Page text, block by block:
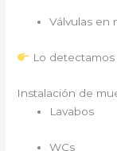
Válvulas en
Lo detectamos
Instalación de
Lavabos
WCs